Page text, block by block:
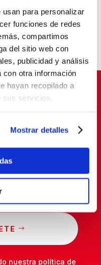
para personalizar
funciones de redes
compartimos
del sitio web con
publicidad y análisis
con otra información
hayan recopilado a
servicios.
Mostrar detalles
pionera en
nuestra política de